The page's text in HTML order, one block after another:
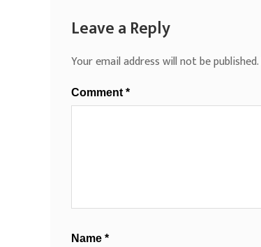
Leave a Reply
Your email address will not be published.
Comment *
Name *